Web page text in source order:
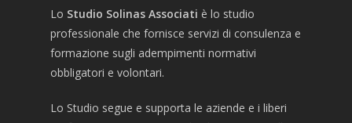
Lo Studio Solinas Associati è lo studio
professionale che fornisce servizi di consulenza e
formazione sugli adempimenti normativi
obbligatori e volontari.
Lo Studio segue e supporta le aziende e i liberi